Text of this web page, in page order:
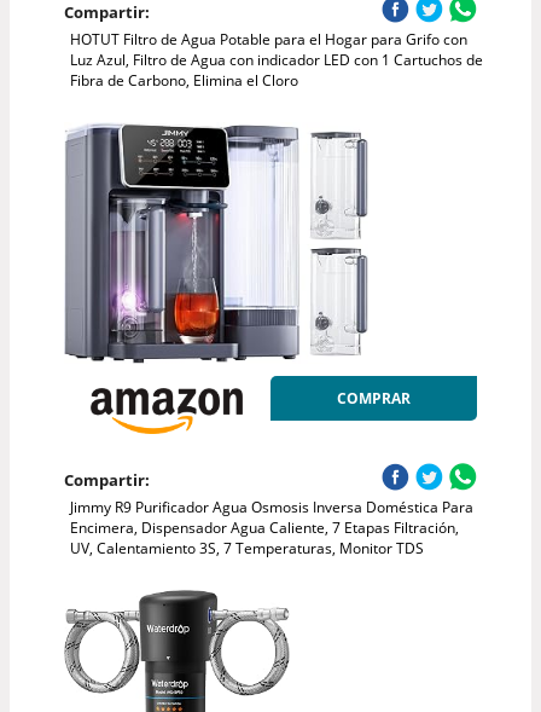
Compartir:
HOTUT Filtro de Agua Potable para el Hogar para Grifo con
Luz Azul, Filtro de Agua con indicador LED con 1 Cartuchos de
Fibra de Carbono, Elimina el Cloro
COMPRAR
Compartir:
Jimmy R9 Purificador Agua Osmosis Inversa Doméstica Para
Encimera, Dispensador Agua Caliente, 7 Etapas Filtración,
UV, Calentamiento 3S, 7 Temperaturas, Monitor TDS